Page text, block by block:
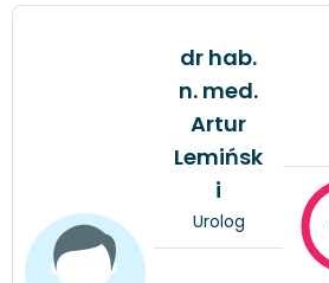
dr hab.
n. med.
Artur
Lemińsk
i
Urolog